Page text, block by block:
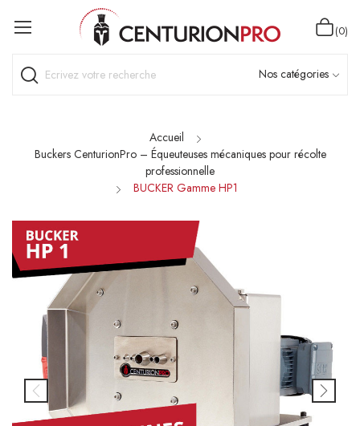
(0)
Accueil
Buckers CenturionPro – Équeuteuses mécaniques pour récolte
professionnelle
BUCKER Gamme HP1